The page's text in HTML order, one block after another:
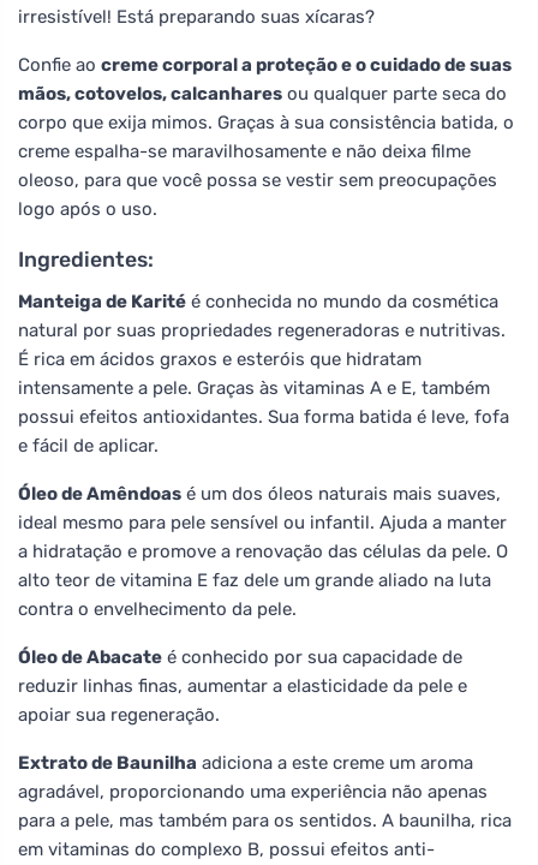
irresistível! Está preparando suas xícaras?
Confie ao creme corporal a proteção e o cuidado de suas
mãos, cotovelos, calcanhares ou qualquer parte seca do
corpo que exija mimos. Graças à sua consistência batida, o
creme espalha-se maravilhosamente e não deixa filme
oleoso, para que você possa se vestir sem preocupações
logo após o uso.
Ingredientes:
Manteiga de Karité é conhecida no mundo da cosmética
natural por suas propriedades regeneradoras e nutritivas.
É rica em ácidos graxos e esteróis que hidratam
intensamente a pele. Graças às vitaminas A e E, também
possui efeitos antioxidantes. Sua forma batida é leve, fofa
e fácil de aplicar.
Óleo de Amêndoas é um dos óleos naturais mais suaves,
ideal mesmo para pele sensível ou infantil. Ajuda a manter
a hidratação e promove a renovação das células da pele. O
alto teor de vitamina E faz dele um grande aliado na luta
contra o envelhecimento da pele.
Óleo de Abacate é conhecido por sua capacidade de
reduzir linhas finas, aumentar a elasticidade da pele e
apoiar sua regeneração.
Extrato de Baunilha adiciona a este creme um aroma
agradável, proporcionando uma experiência não apenas
para a pele, mas também para os sentidos. A baunilha, rica
em vitaminas do complexo B, possui efeitos anti-